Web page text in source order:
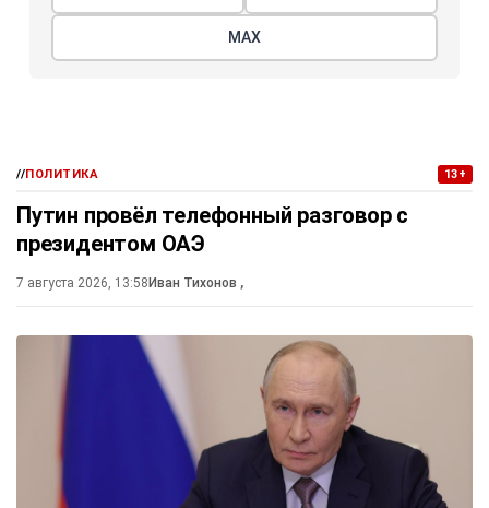
МАХ
//ПОЛИТИКА 13+
Путин провёл телефонный разговор с
президентом ОАЭ
7 августа 2026, 13:58Иван Тихонов ,